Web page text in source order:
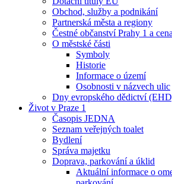
Obchod, služby a podnikání
Partnerská města a regiony
Čestné občanství Prahy 1 a
O městské části
Symboly
Historie
Informace o území
Osobnosti v názvech ulic
Dny evropského dědictví
Život v Praze 1
Časopis JEDNA
Seznam veřejných toalet
Bydlení
Správa majetku
Doprava, parkování a úklid
Aktuální informace o